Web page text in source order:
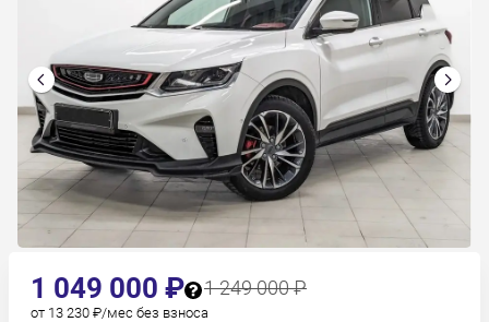
1 049 000 ₽ 1 249 000 ₽
от 13 230 ₽/мес без взноса